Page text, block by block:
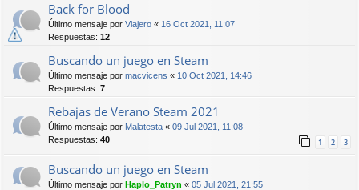
Back for Blood
Último mensaje por Viajero « 16 Oct 2021, 11:07
Respuestas: 12
Buscando un juego en Steam
Último mensaje por macvicens « 10 Oct 2021, 14:46
Respuestas: 7
Rebajas de Verano Steam 2021
Último mensaje por Malatesta « 09 Jul 2021, 11:08
Respuestas: 40 1 2 3
Buscando un juego en Steam
Último mensaje por Haplo_Patryn « 05 Jul 2021, 21:55